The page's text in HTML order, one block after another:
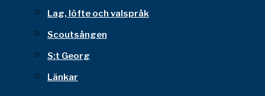
Lag, löfte och valspråk
Scoutsången
S:t Georg
Länkar